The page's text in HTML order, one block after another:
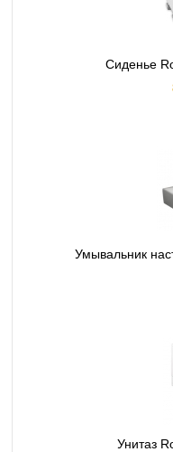
Сиденье
Умывальник
Унитаз